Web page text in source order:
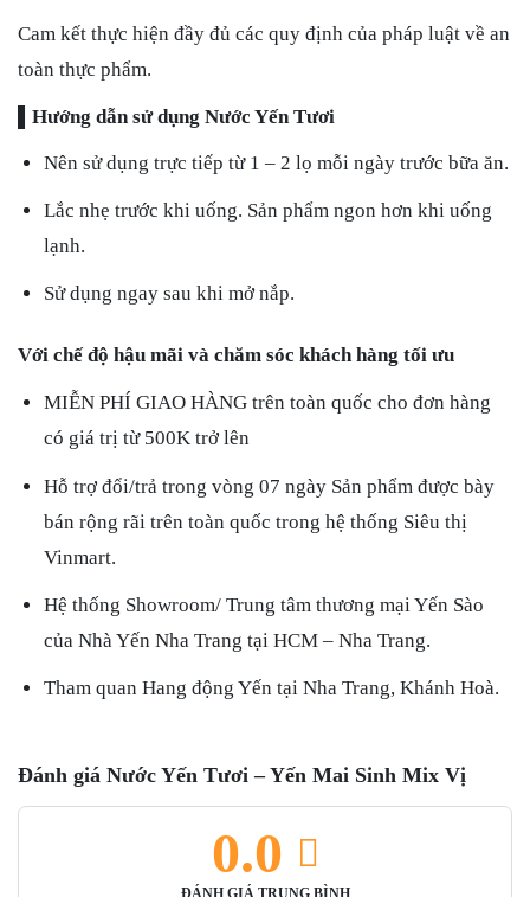
Cam kết thực hiện đầy đủ các quy định của pháp luật về an
toàn thực phẩm.
▌Hướng dẫn sử dụng Nước Yến Tươi
Nên sử dụng trực tiếp từ 1 – 2 lọ mỗi ngày trước bữa ăn.
Lắc nhẹ trước khi uống. Sản phẩm ngon hơn khi uống
lạnh.
Sử dụng ngay sau khi mở nắp.
Với chế độ hậu mãi và chăm sóc khách hàng tối ưu
MIỄN PHÍ GIAO HÀNG trên toàn quốc cho đơn hàng
có giá trị từ 500K trở lên
Hỗ trợ đổi/trả trong vòng 07 ngày Sản phẩm được bày
bán rộng rãi trên toàn quốc trong hệ thống Siêu thị
Vinmart.
Hệ thống Showroom/ Trung tâm thương mại Yến Sào
của Nhà Yến Nha Trang tại HCM – Nha Trang.
Tham quan Hang động Yến tại Nha Trang, Khánh Hoà.
Đánh giá Nước Yến Tươi – Yến Mai Sinh Mix Vị
0.0
ĐÁNH GIÁ TRUNG BÌNH